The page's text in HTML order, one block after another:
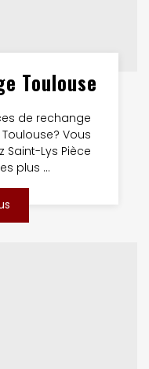
Toulouse
de rechange
Vous
Saint-Lys Pièce
plus ...